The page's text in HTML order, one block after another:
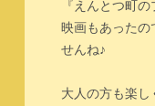
『えんとつ町
映画もあったの
せんね♪
大人の方も楽し